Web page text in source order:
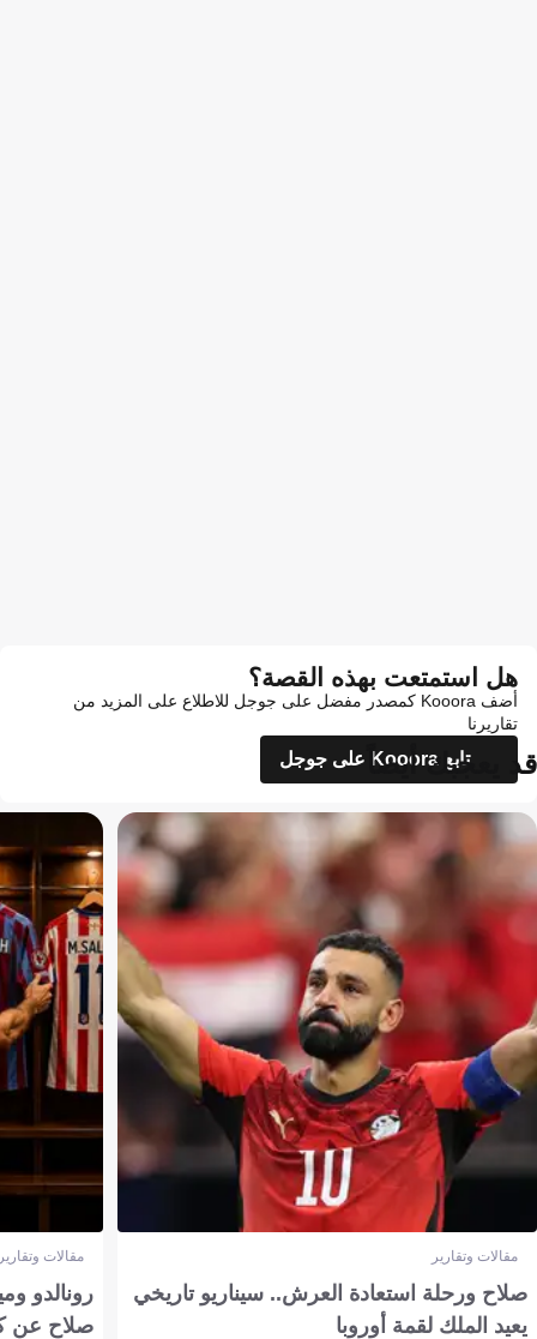
هل استمتعت بهذه القصة؟
أضف Kooora كمصدر مفضل على جوجل للاطلاع على المزيد من
تقاريرنا
تابع Kooora على جوجل
قد يعجبك أيضاً
مقالات وتقارير
صلاح ورحلة استعادة العرش.. سيناريو تاريخي
يعيد الملك لقمة أوروبا
مقالات
رونالدو
صلاح عن